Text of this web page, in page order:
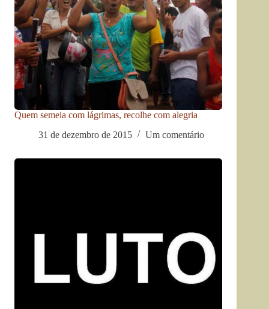
Quem semeia com lágrimas, recolhe com alegria
31 de dezembro de 2015
Um comentário